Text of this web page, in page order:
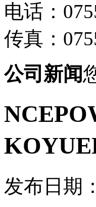
电话：
传真：
公司新闻
发布日期